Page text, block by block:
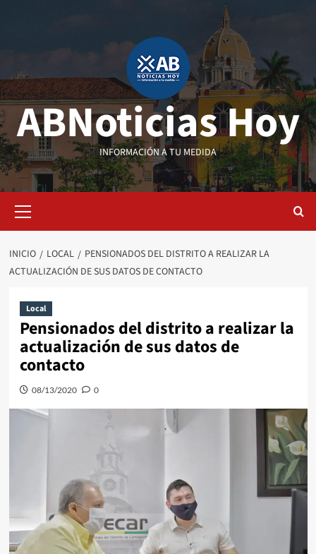
ABNoticias Hoy
INFORMACIÓN A TU MEDIDA
primario
INICIO LOCAL
PENSIONADOS DEL DISTRITO A REALIZAR LA
ACTUALIZACIÓN DE SUS DATOS DE CONTACTO
Local
Pensionados del distrito a realizar la
actualización de sus datos de
contacto
08/13/2020 0